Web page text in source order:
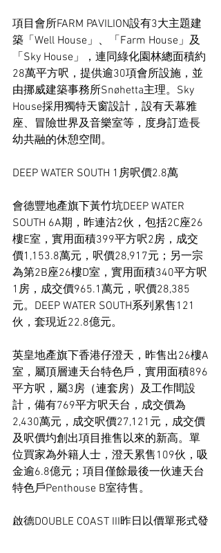
項目會所FARM PAVILION設有3大主題建
築「Well House」、「Farm House」及
「Sky House」，連同綠化園林總面積約
28萬平方呎，提供逾30項會所設施，並
由挪威建築事務所Snøhetta主理。Sky
House採用獨特天窗設計，設有天幕雅
座、冒險世界及音樂室等，度身訂造長
幼共融的休憩空間。
DEEP WATER SOUTH 1房呎價2.8萬
會德豐地產旗下黃竹坑DEEP WATER
SOUTH 6A期，昨連沽2伙，包括2C座26
樓E室，實用面積399平方呎2房，成交
價1,153.8萬元，呎價28,917元；另一宗
為第2B座26樓D室，實用面積340平方呎
1房，成交價965.1萬元，呎價28,385
元。DEEP WATER SOUTH系列累售121
伙，套現近22.8億元。
英皇地產旗下香港仔澄天，昨售出26樓A
室，屬頂層連天台特色戶，實用面積896
平方呎，屬3房（連套房）及工作間設
計，備有769平方呎天台，成交價為
2,430萬元，成交呎價27,121元，成交價
及呎價圴創出項目推售以來的新高。單
位買家為外籍人士，澄天累售109伙，吸
金逾6.8億元；項目僅餘最後一伙連天台
特色戶Penthouse B室待售。
啟德DOUBLE COAST III昨日以價單形式發